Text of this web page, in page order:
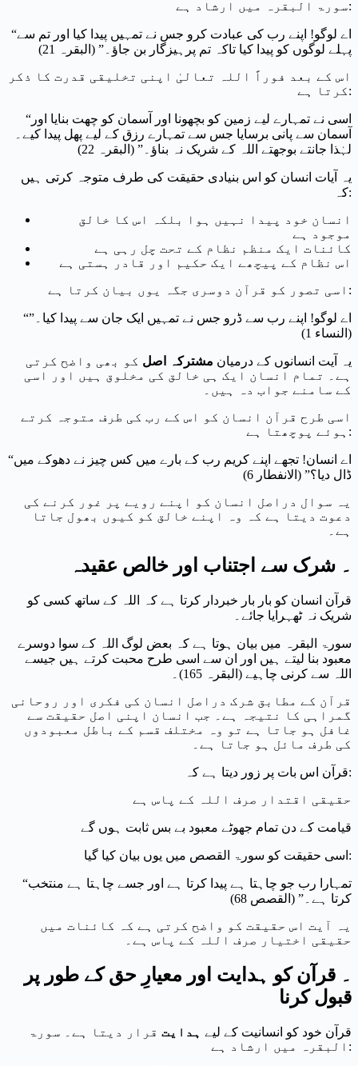
سورۃ البقرہ میں ارشاد ہے:
“اے لوگو! اپنے رب کی عبادت کرو جس نے تمہیں پیدا کیا اور تم سے
پہلے لوگوں کو پیدا کیا تاکہ تم پرہیزگار بن جاؤ۔” (البقرہ 21)
اس کے بعد فوراً اللہ تعالیٰ اپنی تخلیقی قدرت کا ذکر
کرتا ہے:
“اسی نے تمہارے لیے زمین کو بچھونا اور آسمان کو چھت بنایا اور
آسمان سے پانی برسایا جس سے تمہارے رزق کے لیے پھل پیدا کیے۔
لہٰذا جانتے بوجھتے اللہ کے شریک نہ بناؤ۔” (البقرہ 22)
یہ آیات انسان کو اس بنیادی حقیقت کی طرف متوجہ کرتی ہیں
کہ:
انسان خود پیدا نہیں ہوا بلکہ اس کا خالق
موجود ہے
کائنات ایک منظم نظام کے تحت چل رہی ہے
اس نظام کے پیچھے ایک حکیم اور قادر ہستی ہے
اسی تصور کو قرآن دوسری جگہ یوں بیان کرتا ہے:
“اے لوگو! اپنے رب سے ڈرو جس نے تمہیں ایک جان سے پیدا کیا۔”
(النساء 1)
یہ آیت انسانوں کے درمیان مشترکہ اصل کو بھی واضح کرتی
ہے۔ تمام انسان ایک ہی خالق کی مخلوق ہیں اور اسی
کے سامنے جواب دہ ہیں۔
اسی طرح قرآن انسان کو اس کے رب کی طرف متوجہ کرتے
ہوئے پوچھتا ہے:
“اے انسان! تجھے اپنے کریم رب کے بارے میں کس چیز نے دھوکے میں
ڈال دیا؟” (الانفطار 6)
یہ سوال دراصل انسان کو اپنے رویے پر غور کرنے کی
دعوت دیتا ہے کہ وہ اپنے خالق کو کیوں بھول جاتا
ہے۔
۔ شرک سے اجتناب اور خالص عقیدہ
قرآن انسان کو بار بار خبردار کرتا ہے کہ اللہ کے ساتھ کسی کو
شریک نہ ٹھہرایا جائے۔
سورۃ البقرہ میں بیان ہوتا ہے کہ بعض لوگ اللہ کے سوا دوسرے
معبود بنا لیتے ہیں اور ان سے اسی طرح محبت کرتے ہیں جیسے
اللہ سے کرنی چاہیے (البقرہ 165)۔
قرآن کے مطابق شرک دراصل انسان کی فکری اور روحانی
گمراہی کا نتیجہ ہے۔ جب انسان اپنی اصل حقیقت سے
غافل ہو جاتا ہے تو وہ مختلف قسم کے باطل معبودوں
کی طرف مائل ہو جاتا ہے۔
قرآن اس بات پر زور دیتا ہے کہ:
حقیقی اقتدار صرف اللہ کے پاس ہے
قیامت کے دن تمام جھوٹے معبود بے بس ثابت ہوں گے
اسی حقیقت کو سورۃ القصص میں یوں بیان کیا گیا:
“تمہارا رب جو چاہتا ہے پیدا کرتا ہے اور جسے چاہتا ہے منتخب
کرتا ہے۔” (القصص 68)
یہ آیت اس حقیقت کو واضح کرتی ہے کہ کائنات میں
حقیقی اختیار صرف اللہ کے پاس ہے۔
۔ قرآن کو ہدایت اور معیارِ حق کے طور پر
قبول کرنا
قرآن خود کو انسانیت کے لیے ہدایت قرار دیتا ہے۔ سورۃ
البقرہ میں ارشاد ہے: